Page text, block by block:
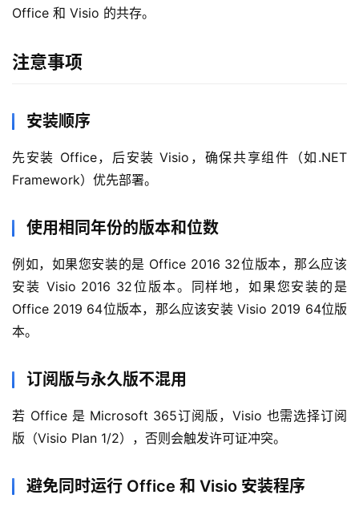
Office 和 Visio 的共存。
注意事项
安装顺序
先安装 Office，后安装 Visio，确保共享组件（如.NET
Framework）优先部署。
使用相同年份的版本和位数
例如，如果您安装的是 Office 2016 32位版本，那么应该
安装 Visio 2016 32位版本。同样地，如果您安装的是
Office 2019 64位版本，那么应该安装 Visio 2019 64位版
本。
订阅版与永久版不混用
若 Office 是 Microsoft 365订阅版，Visio 也需选择订阅
版（Visio Plan 1/2），否则会触发许可证冲突。
避免同时运行 Office 和 Visio 安装程序